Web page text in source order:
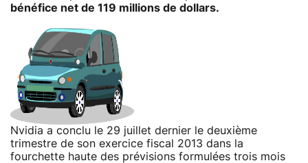
bénéfice net de 119 millions de dollars.
Nvidia a conclu le 29 juillet dernier le deuxième
trimestre de son exercice fiscal 2013 dans la
fourchette haute des prévisions formulées trois mois